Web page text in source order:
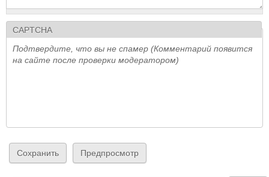
CAPTCHA
Подтвердите, что вы не спамер (Комментарий появится
на сайте после проверки модератором)